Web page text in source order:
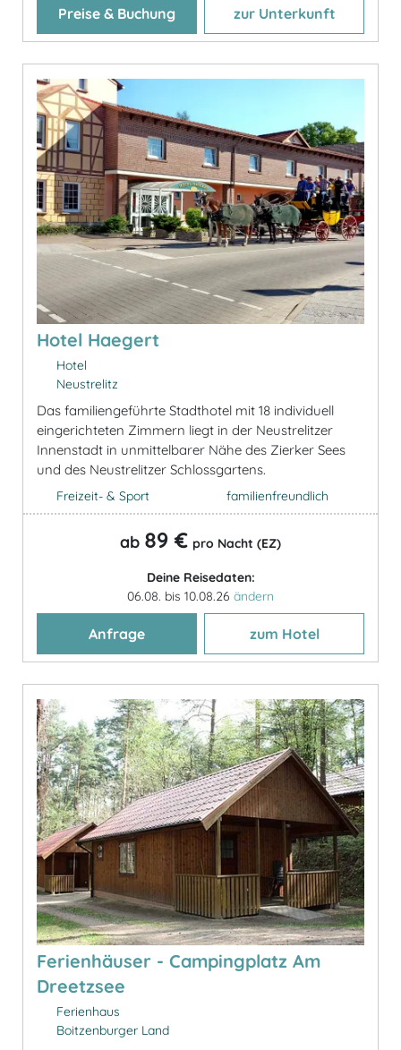
Preise & Buchung zur Unterkunft
Hotel Haegert
Hotel
Neustrelitz
Das familiengeführte Stadthotel mit 18 individuell
eingerichteten Zimmern liegt in der Neustrelitzer
Innenstadt in unmittelbarer Nähe des Zierker Sees
und des Neustrelitzer Schlossgartens.
Freizeit- & Sport familienfreundlich
ab 89 € pro Nacht (EZ)
Deine Reisedaten:
06.08. bis 10.08.26 ändern
Anfrage zum Hotel
Ferienhäuser - Campingplatz Am
Dreetzsee
Ferienhaus
Boitzenburger Land